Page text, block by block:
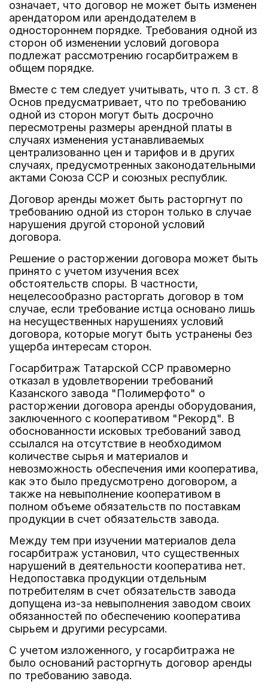
означает, что договор не может быть изменен
арендатором или арендодателем в
одностороннем порядке. Требования одной из
сторон об изменении условий договора
подлежат рассмотрению госарбитражем в
общем порядке.
Вместе с тем следует учитывать, что п. 3 ст. 8
Основ предусматривает, что по требованию
одной из сторон могут быть досрочно
пересмотрены размеры арендной платы в
случаях изменения устанавливаемых
централизованно цен и тарифов и в других
случаях, предусмотренных законодательными
актами Союза ССР и союзных республик.
Договор аренды может быть расторгнут по
требованию одной из сторон только в случае
нарушения другой стороной условий
договора.
Решение о расторжении договора может быть
принято с учетом изучения всех
обстоятельств споры. В частности,
нецелесообразно расторгать договор в том
случае, если требование истца основано лишь
на несущественных нарушениях условий
договора, которые могут быть устранены без
ущерба интересам сторон.
Госарбитраж Татарской ССР правомерно
отказал в удовлетворении требований
Казанского завода "Полимерфото" о
расторжении договора аренды оборудования,
заключенного с кооперативом "Рекорд". В
обоснованности исковых требований завод
ссылался на отсутствие в необходимом
количестве сырья и материалов и
невозможность обеспечения ими кооператива,
как это было предусмотрено договором, а
также на невыполнение кооперативом в
полном объеме обязательств по поставкам
продукции в счет обязательств завода.
Между тем при изучении материалов дела
госарбитраж установил, что существенных
нарушений в деятельности кооператива нет.
Недопоставка продукции отдельным
потребителям в счет обязательств завода
допущена из-за невыполнения заводом своих
обязанностей по обеспечению кооператива
сырьем и другими ресурсами.
С учетом изложенного, у госарбитража не
было оснований расторгнуть договор аренды
по требованию завода.